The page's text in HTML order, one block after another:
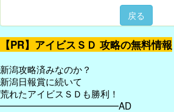
戻る
【PR】アイビスＳＤ 攻略の無料情報
新潟攻略済みなのか？
新潟日報賞に続いて
荒れたアイビスＳＤも勝利！
━━━━━━━━━━━━━AD